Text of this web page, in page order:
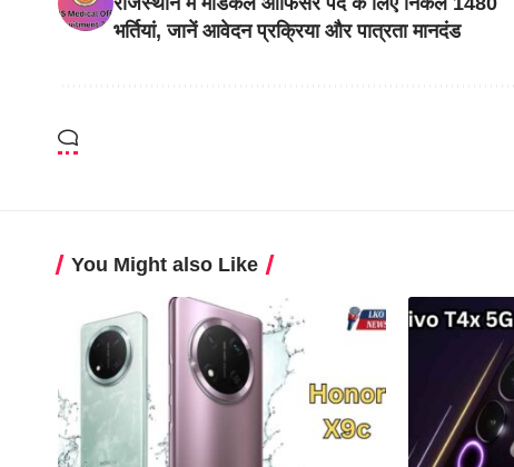
भर्तियां, जानें आवेदन प्रक्रिया और पात्रता मानदंड
You Might also Like